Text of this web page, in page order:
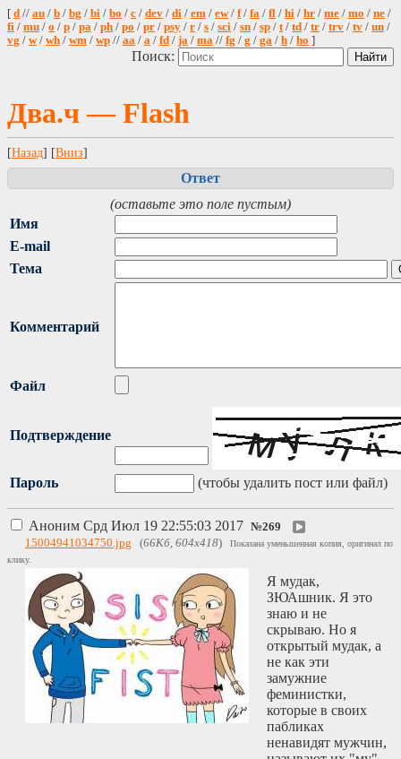
[ d // au / b / bg / bi / bo / c / dev / di / em / ew/ f/ fa / fl / hi / hr / me / mo / ne /
fi / mu / o / p / pa / ph / po / pr / psy / r / s / sci / sn / sp / t/ td / tr / trv / tv / un /
vg / w/ wh / wm / wp // aa / a / fd / ja / ma // fg / g / ga / h / ho ]
Поиск:
Два.ч — Flash
[Назад] [Вниз]
Ответ
(оставьте это поле пустым)
Имя
E-mail
Тема
Комментарий
Файл
Подтверждение
Пароль (чтобы удалить пост или файл)
Аноним Срд Июл 19 22:55:03 2017 №269
15004941034750.jpg (66Кб, 604x418)
Показана уменьшенная копия, оригинал по
клику.
Я мудак,
ЗЮАшник. Я это
знаю и не
скрываю. Но я
открытый мудак, а
не как эти
замужние
феминистки,
которые в своих
пабликах
ненавидят мужчин,